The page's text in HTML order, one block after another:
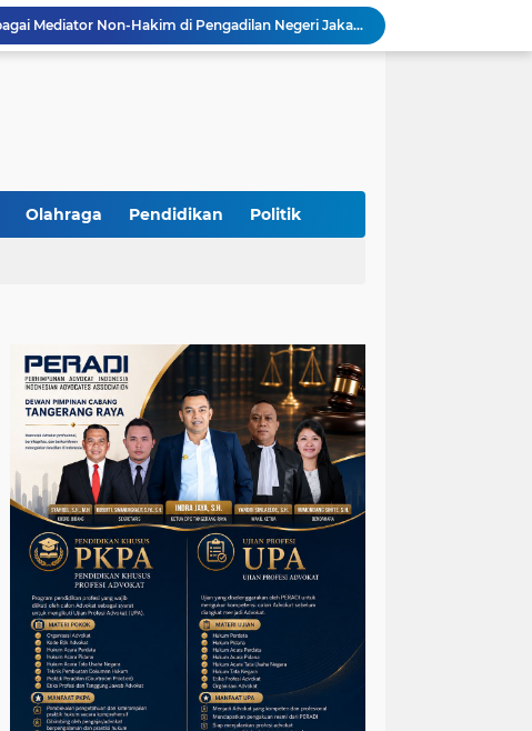
Resmi Terdaftar sebagai Mediator Non-Hakim di Pengadilan Negeri Jakarta Selatan, Yandri, S.H. Siap Mengedepankan Keadilan Melalui Jalur Perdamaian
Yandri SH Kawal APDESI di Gugatan PSN PIK 2, Tegaskan Komitmen pada Supremasi Hukum
ketua LBH DEWAN ADAT BAMUS BETAWI Sapto Wibowo S, S.H. Jalih Pitoeng Salah Alamat Mengenai Statement di Media
Olahraga Pendidikan Politik